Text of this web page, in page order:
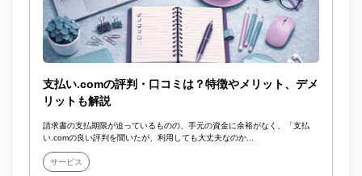
支払い.comの評判・口コミは？特徴やメリット、デメ
リットも解説
請求書の支払期限が迫っているものの、手元の資金に余裕がなく、「支払
い.comの良い評判を聞いたが、利用しても大丈夫なのか...
サービス